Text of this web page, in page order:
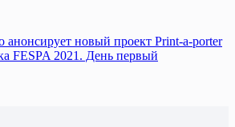
анонсирует новый проект Print-a-porter
FESPA 2021. День первый